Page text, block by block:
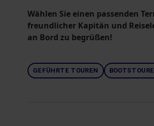
Wählen Sie einen passenden
freundlicher Kapitän und
an Bord zu begrüßen!
GEFÜHRTE TOUREN